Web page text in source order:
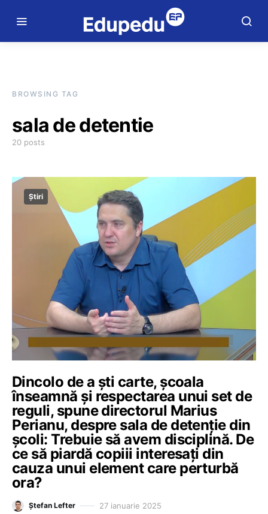
BROWSING TAG
sala de detentie
20 posts
Știri
Dincolo de a ști carte, școala
înseamnă și respectarea unui set de
reguli, spune directorul Marius
Perianu, despre sala de detenție din
școli: Trebuie să avem disciplină. De
ce să piardă copiii interesați din
cauza unui element care perturbă
ora?
Ștefan Lefter 27 ianuarie 2025